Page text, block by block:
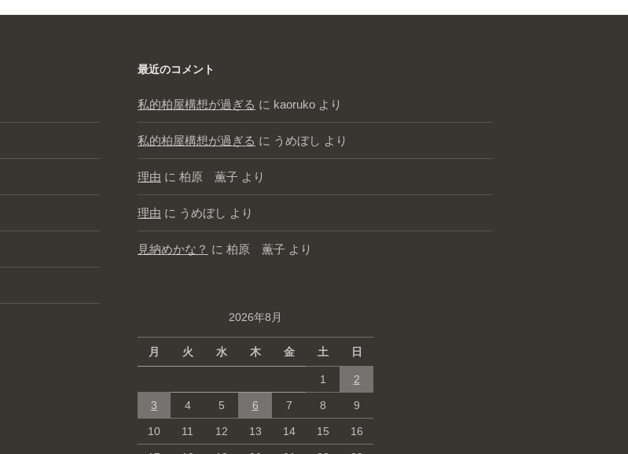
最近のコメント
私的柏屋構想が過ぎる に kaoruko より
私的柏屋構想が過ぎる に うめぼし より
理由 に 柏原 薫子 より
理由 に うめぼし より
見納めかな？ に 柏原 薫子 より
2026年8月
月 火 水 木 金 土 日
1 2
3 4 5 6 7 8 9
10 11 12 13 14 15 16